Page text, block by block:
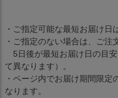
・ご指定可能な最短お届け日
・ご指定のない場合は、ご注
5日後が最短お届け日の目
て異なります）。
・ページ内でお届け期間限定
なります。